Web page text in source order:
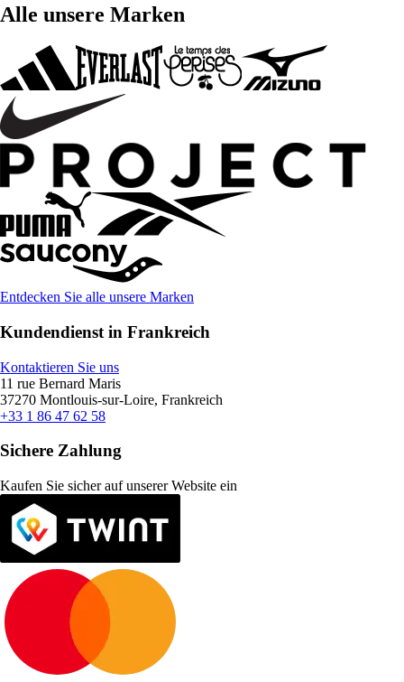
Alle unsere Marken
Entdecken Sie alle unsere Marken
Kundendienst in Frankreich
Kontaktieren Sie uns
11 rue Bernard Maris
37270 Montlouis-sur-Loire, Frankreich
+33 1 86 47 62 58
Sichere Zahlung
Kaufen Sie sicher auf unserer Website ein